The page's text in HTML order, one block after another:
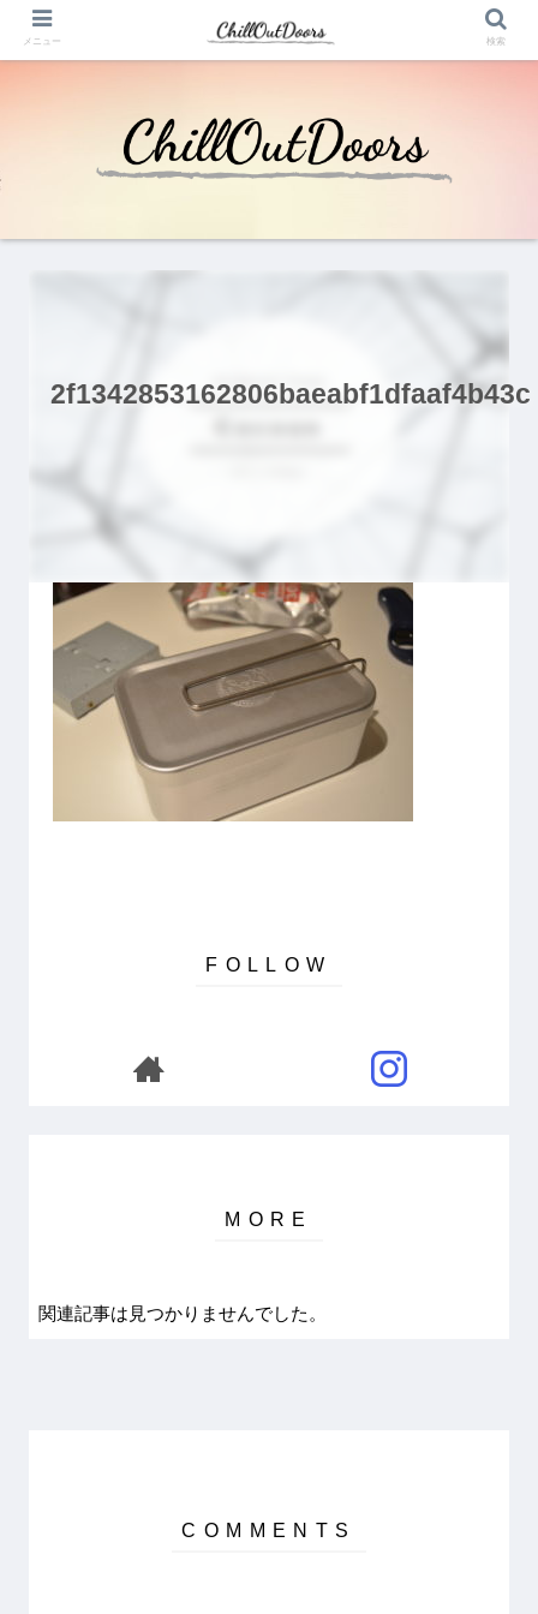
2f1342853162806baeabf1dfaaf4b43c
関連記事は見つかりませんでした。
メニュー 検索